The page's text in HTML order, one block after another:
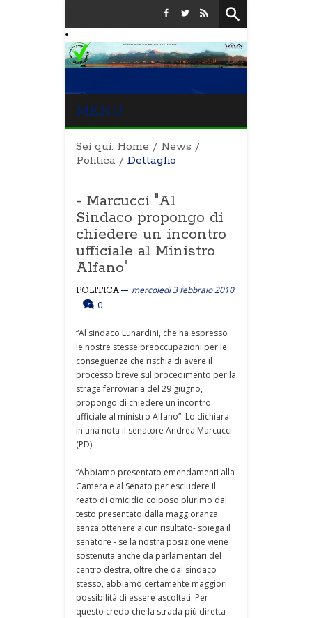
MENU
Sei qui: Home / News /
Politica / Dettaglio
- Marcucci "Al
Sindaco propongo di
chiedere un incontro
ufficiale al Ministro
Alfano"
POLITICA
mercoledì 3 febbraio 2010
0
“Al sindaco Lunardini, che ha espresso
le nostre stesse preoccupazioni per le
conseguenze che rischia di avere il
processo breve sul procedimento per la
strage ferroviaria del 29 giugno,
propongo di chiedere un incontro
ufficiale al ministro Alfano”. Lo dichiara
in una nota il senatore Andrea Marcucci
(PD).
“Abbiamo presentato emendamenti alla
Camera e al Senato per escludere il
reato di omicidio colposo plurimo dal
testo presentato dalla maggioranza
senza ottenere alcun risultato- spiega il
senatore - se la nostra posizione viene
sostenuta anche da parlamentari del
centro destra, oltre che dal sindaco
stesso, abbiamo certamente maggiori
possibilità di essere ascoltati. Per
questo credo che la strada più diretta